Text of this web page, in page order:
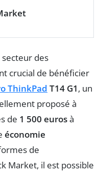
secteur des
crucial de bénéficier
ThinkPad T14 G1, un
proposé à
de 1 500 eurosà
économie
de
Market, il est possible